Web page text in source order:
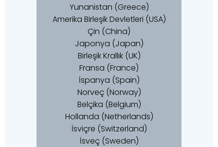
Yunanistan (Greece)
Amerika Birleşik Devletleri (USA)
Çin (China)
Japonya (Japan)
Birleşik Krallık (UK)
Fransa (France)
İspanya (Spain)
Norveç (Norway)
Belçika (Belgium)
Hollanda (Netherlands)
İsviçre (Switzerland)
İsveç (Sweden)